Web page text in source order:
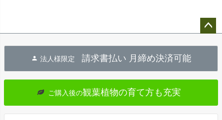
へ
法人様限定 請求書払い 月締め決済可能
ご購入後の観葉植物の育て方も充実